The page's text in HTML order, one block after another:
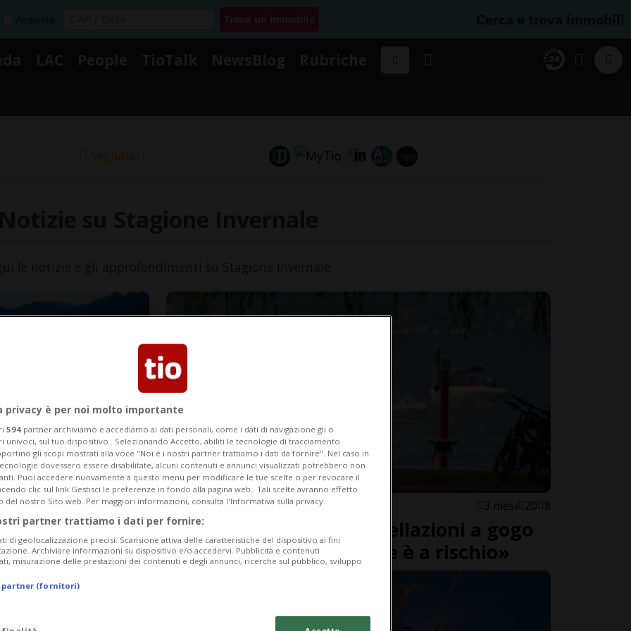
Segnalaci
2 mesi 1
in Ticino
SVIZZERA 3 mesi 20 8
L'allarme svizzero: cancellazioni a gogo
negli hotel: «La stagione è a rischio»
privacy è per noi molto importante
594 partner archiviamo e accediamo ai dati personali, come i dati di navigazione gli o
univoci, sul tuo dispositivo . Selezionando Accetto, abiliti le tecnologie di tracciamento
gli scopi mostrati alla voce "Noi e i nostri partner trattiamo i dati da fornire". Nel caso in
dovessero essere disabilitate, alcuni contenuti e annunci visualizzati potrebbero non
Puoi accedere nuovamente a questo menu per modificare le tue scelte o per revocare il
clic sul link Gestisci le preferenze in fondo alla pagina web.. Tali scelte avranno effetto
del nostro Sito web. Per maggiori informazioni, consulta l'Informativa sulla privacy.
partner trattiamo i dati per fornire:
di geolocalizzazione precisi. Scansione attiva delle caratteristiche del dispositivo ai fini
Archiviare informazioni su dispositivo e/o accedervi. Pubblicità e contenuti
misurazione delle prestazioni dei contenuti e degli annunci, ricerche sul pubblico, sviluppo
partner (fornitori)